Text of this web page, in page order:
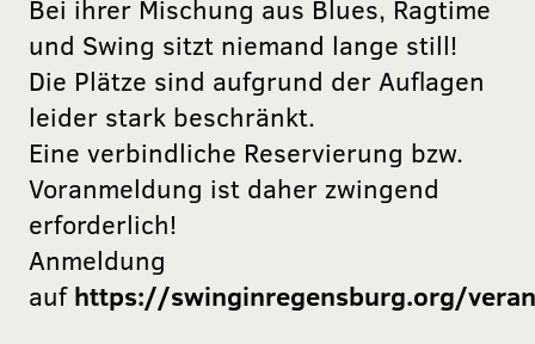
Bei ihrer Mischung aus Blues, Ragtime
und Swing sitzt niemand lange still!
Die Plätze sind aufgrund der Auflagen
leider stark beschränkt.
Eine verbindliche Reservierung bzw.
Voranmeldung ist daher zwingend
erforderlich!
Anmeldung
auf https://swinginregensburg.org/